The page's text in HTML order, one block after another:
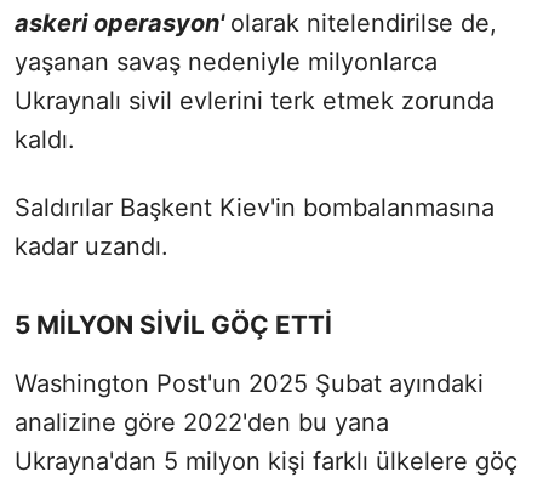
askeri operasyon' olarak nitelendirilse de,
yaşanan savaş nedeniyle milyonlarca
Ukraynalı sivil evlerini terk etmek zorunda
kaldı.
Saldırılar Başkent Kiev'in bombalanmasına
kadar uzandı.
5 MİLYON SİVİL GÖÇ ETTİ
Washington Post'un 2025 Şubat ayındaki
analizine göre 2022'den bu yana
Ukrayna'dan 5 milyon kişi farklı ülkelere göç